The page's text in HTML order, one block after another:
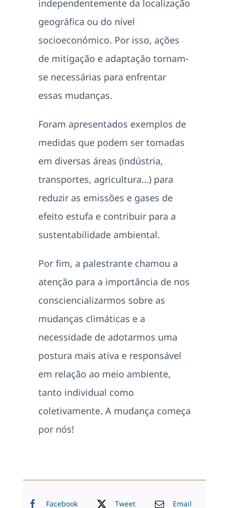
independentemente da localização
geográfica ou do nível
socioeconómico. Por isso, ações
de mitigação e adaptação tornam-
se necessárias para enfrentar
essas mudanças.
Foram apresentados exemplos de
medidas que podem ser tomadas
em diversas áreas (indústria,
transportes, agricultura…) para
reduzir as emissões e gases de
efeito estufa e contribuir para a
sustentabilidade ambiental.
Por fim, a palestrante chamou a
atenção para a importância de nos
consciencializarmos sobre as
mudanças climáticas e a
necessidade de adotarmos uma
postura mais ativa e responsável
em relação ao meio ambiente,
tanto individual como
coletivamente. A mudança começa
por nós!
Facebook Tweet Email